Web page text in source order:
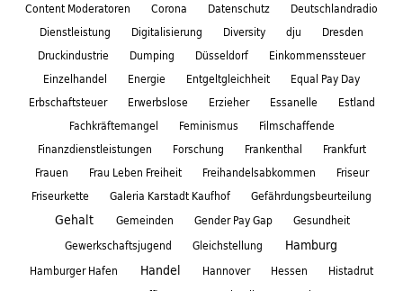
Content Moderatoren
Corona Datenschutz
Deutschlandradio
Dienstleistung
Digitalisierung Diversity dju
Dresden
Druckindustrie
Dumping Düsseldorf
Einkommenssteuer
Einzelhandel
Energie Entgeltgleichheit
Equal Pay Day
Erbschaftsteuer
Erwerbslose Erzieher Essanelle
Estland
Fachkräftemangel
Feminismus
Filmschaffende
Finanzdienstleistungen
Forschung Frankenthal
Frankfurt
Frauen
Frau Leben Freiheit Freihandelsabkommen
Friseur
Friseurkette
Galeria Karstadt Kaufhof Gefährdungsbeurteilung
Gehalt Gemeinden Gender Pay Gap
Gesundheit
Gewerkschaftsjugend
Gleichstellung Hamburg
Hamburger Hafen Handel Hannover Hessen
Histadrut